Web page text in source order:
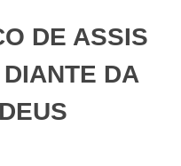
DE ASSIS
DA